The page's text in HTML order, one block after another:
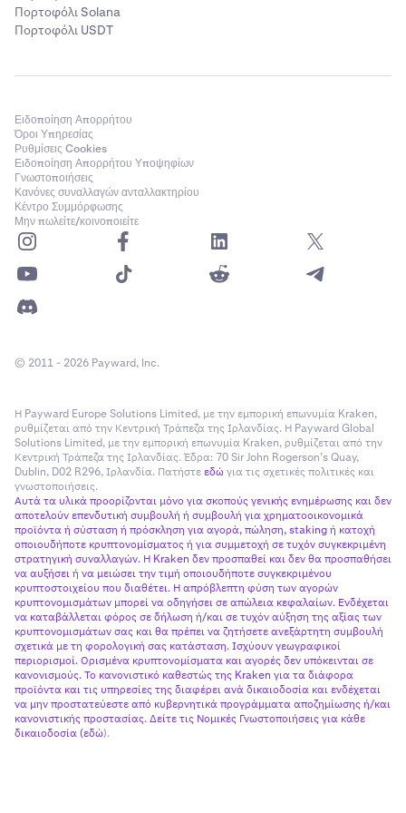
Polygon (POL)
Mina Protocol (MINA)
-
✅
Secret Network (SCRT)
✅
✅
✅
Solana (SOL)
✅
✅
Sui (SUI)
✅
-
Πορτοφόλι Solana
Πορτοφόλι USDT
Ειδοποίηση Απορρήτου
Όροι Υπηρεσίας
Ρυθμίσεις Cookies
Ειδοποίηση Απορρήτου Υποψηφίων
Γνωστοποιήσεις
Κανόνες συναλλαγών ανταλλακτηρίου
Κέντρο Συμμόρφωσης
Μην πωλείτε/κοινοποιείτε
© 2011 - 2026 Payward, Inc.
Η Payward Europe Solutions Limited, με την εμπορική επωνυμία Kraken,
ρυθμίζεται από την Κεντρική Τράπεζα της Ιρλανδίας. Η Payward Global
Solutions Limited, με την εμπορική επωνυμία Kraken, ρυθμίζεται από την
Κεντρική Τράπεζα της Ιρλανδίας. Έδρα: 70 Sir John Rogerson’s Quay,
Dublin, D02 R296, Ιρλανδία. Πατήστεεδώγια τις σχετικές πολιτικές και
γνωστοποιήσεις.
Αυτά τα υλικά προορίζονται μόνο για σκοπούς γενικής ενημέρωσης και δεν
αποτελούν επενδυτική συμβουλή ή συμβουλή για χρηματοοικονομικά
προϊόντα ή σύσταση ή πρόσκληση για αγορά, πώληση, staking ή κατοχή
οποιουδήποτε κρυπτονομίσματος ή για συμμετοχή σε τυχόν συγκεκριμένη
στρατηγική συναλλαγών. Η Kraken δεν προσπαθεί και δεν θα προσπαθήσει
να αυξήσει ή να μειώσει την τιμή οποιουδήποτε συγκεκριμένου
κρυπτοστοιχείου που διαθέτει. Η απρόβλεπτη φύση των αγορών
κρυπτονομισμάτων μπορεί να οδηγήσει σε απώλεια κεφαλαίων. Ενδέχεται
να καταβάλλεται φόρος σε δήλωση ή/και σε τυχόν αύξηση της αξίας των
κρυπτονομισμάτων σας και θα πρέπει να ζητήσετε ανεξάρτητη συμβουλή
σχετικά με τη φορολογική σας κατάσταση. Ισχύουν γεωγραφικοί
περιορισμοί. Ορισμένα κρυπτονομίσματα και αγορές δεν υπόκεινται σε
κανονισμούς. Το κανονιστικό καθεστώς της Kraken για τα διάφορα
προϊόντα και τις υπηρεσίες της διαφέρει ανά δικαιοδοσία και ενδέχεται
να μην προστατεύεστε από κυβερνητικά προγράμματα αποζημίωσης ή/και
κανονιστικής προστασίας. Δείτε τις Νομικές Γνωστοποιήσεις για κάθε
δικαιοδοσία (εδώ).